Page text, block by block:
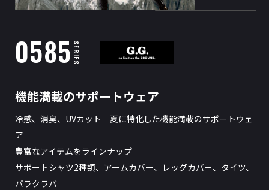
0585SERIES
機能満載のサポートウェア
冷感、消臭、UVカット 夏に特化した機能満載のサポートウェ
ア
豊富なアイテムをラインナップ
サポートシャツ2種類、アームカバー、レッグカバー、タイツ、
バラクラバ